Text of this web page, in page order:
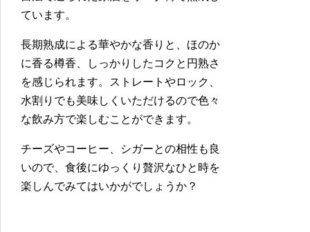
ています。
長期熟成による華やかな香りと、ほのか
に香る樽香、しっかりしたコクと円熟さ
を感じられます。ストレートやロック、
水割りでも美味しくいただけるので色々
な飲み方で楽しむことができます。
チーズやコーヒー、シガーとの相性も良
いので、食後にゆっくり贅沢なひと時を
楽しんでみてはいかがでしょうか？